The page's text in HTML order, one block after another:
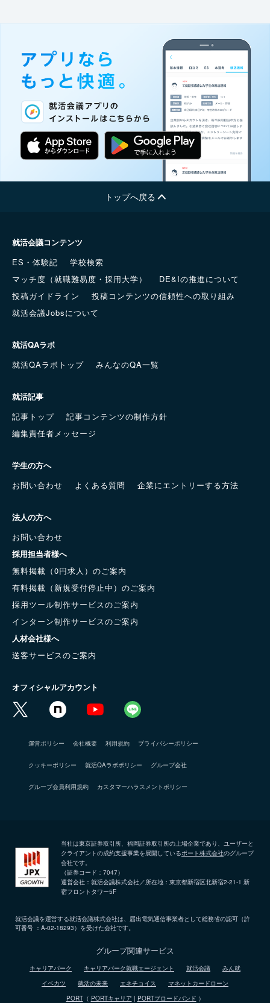
トップへ戻る
就活会議コンテンツ
ES・体験記
学校検索
マッチ度（就職難易度・採用大学）
DE&Iの推進について
投稿ガイドライン
投稿コンテンツの信頼性への取り組み
就活会議Jobsについて
就活QAラボ
就活QAラボトップ
みんなのQA一覧
就活記事
記事トップ
記事コンテンツの制作方針
編集責任者メッセージ
学生の方へ
お問い合わせ
よくある質問 企業にエントリーする方法
法人の方へ
お問い合わせ
採用担当者様へ
無料掲載（0円求人）のご案内
有料掲載（新規受付停止中）のご案内
採用ツール制作サービスのご案内
インターン制作サービスのご案内
人材会社様へ
送客サービスのご案内
オフィシャルアカウント
運営ポリシー 会社概要 利用規約 プライバシーポリシー
クッキーポリシー 就活QAラボポリシー グループ会社
グループ会員利用規約 カスタマーハラスメントポリシー
当社は東京証券取引所、福岡証券取引所の上場企業であり、ユーザーと
クライアントの成約支援事業を展開しているポート株式会社のグループ
会社です。
（証券コード：7047）
運営会社：就活会議株式会社／所在地：東京都新宿区北新宿2-21-1 新
宿フロントタワー5F
就活会議を運営する就活会議株式会社は、届出電気通信事業者として総務省の認可（許
可番号 ：A-02-18293）を受けた会社です。